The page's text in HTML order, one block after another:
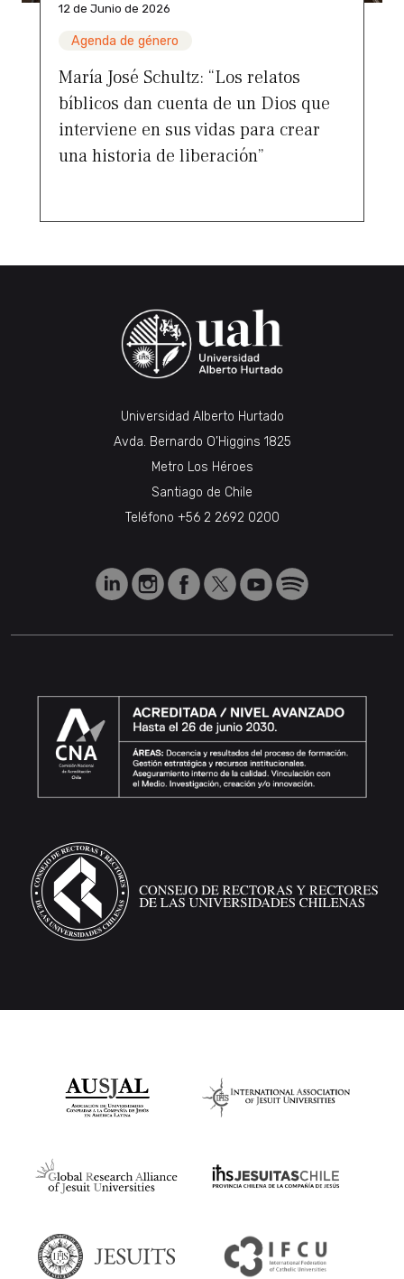
12 de Junio de 2026
Agenda de género
María José Schultz: “Los relatos
bíblicos dan cuenta de un Dios que
interviene en sus vidas para crear
una historia de liberación”
Universidad Alberto Hurtado
Avda. Bernardo O’Higgins 1825
Metro Los Héroes
Santiago de Chile
Teléfono +56 2 2692 0200